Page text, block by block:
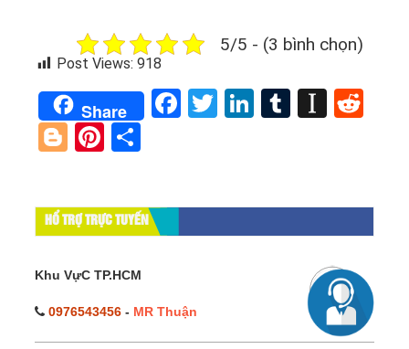
5/5 - (3 bình chọn)
Post Views: 918
Share Facebook
TwitterLinkedIn
Tumblr
BloggerPinterest
HỔ TRỢ TRỰC TUYẾN
Khu VựC TP.HCM
0976543456 - MR Thuận